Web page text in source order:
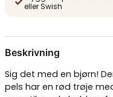
eller Swish
Beskrivning
Sig det med en bjørn!
pels har en rød trøje